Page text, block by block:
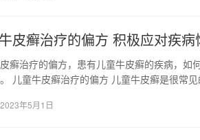
皮癣治疗的偏方 积极应对疾病
癣治疗的偏方，患有儿童牛皮癣的疾病，
儿童牛皮癣治疗的偏方 儿童牛皮癣是很常
2023年5月1日